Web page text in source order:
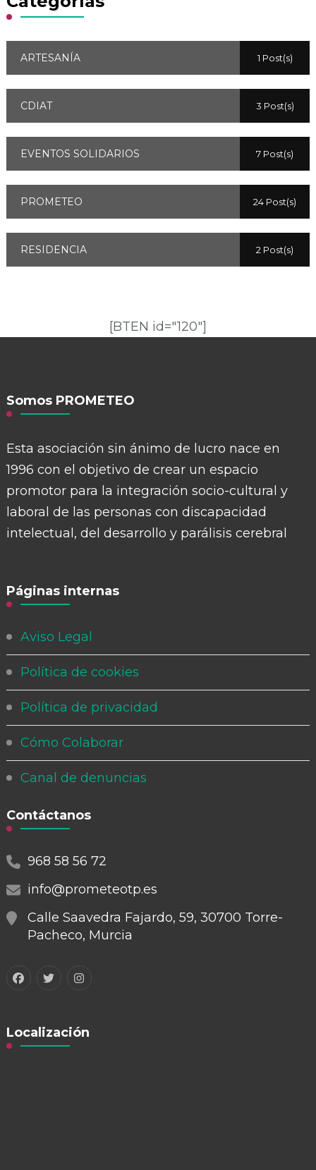
ARTESANÍA 1 Post(s)
CDIAT 3 Post(s)
EVENTOS SOLIDARIOS 7 Post(s)
PROMETEO 24 Post(s)
RESIDENCIA 2 Post(s)
[BTEN id="120"]
Somos PROMETEO
Esta asociación sin ánimo de lucro nace en
1996 con el objetivo de crear un espacio
promotor para la integración socio-cultural y
laboral de las personas con discapacidad
intelectual, del desarrollo y parálisis cerebral
Páginas internas
Aviso Legal
Política de cookies
Política de privacidad
Cómo Colaborar
Canal de denuncias
Contáctanos
968 58 56 72
info@prometeotp.es
Calle Saavedra Fajardo, 59, 30700 Torre-
Pacheco, Murcia
Localización